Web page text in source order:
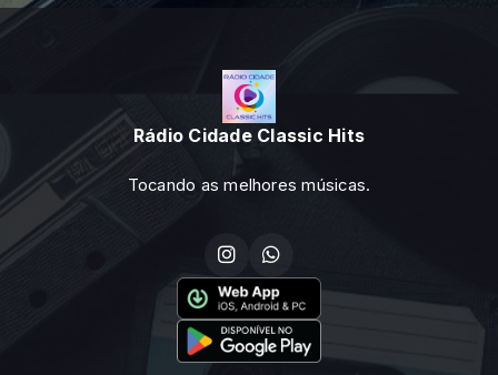
Rádio Cidade Classic Hits
Tocando as melhores músicas.